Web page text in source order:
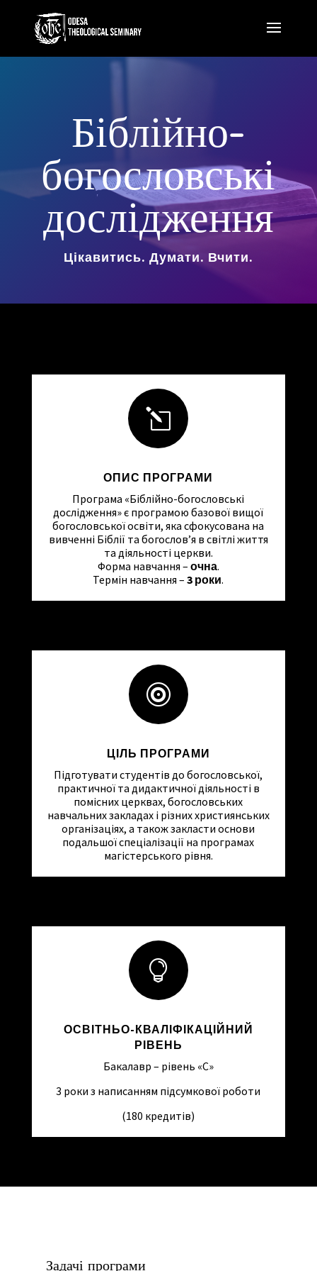
Біблійно-
богословські
дослідження
Цікавитись. Думати. Вчити.
l
ОПИС ПРОГРАМИ
Програма «Біблійно-богословські
дослідження» є програмою базової вищої
богословської освіти, яка сфокусована на
вивченні Біблії та богослов’я в світлі життя
та діяльності церкви.
Форма навчання – очна.
Термін навчання –3 роки.

ЦІЛЬ ПРОГРАМИ
Підготувати студентів до богословської,
практичної та дидактичної діяльності в
помісних церквах, богословських
навчальних закладах і різних християнських
організаціях, а також закласти основи
подальшої спеціалізації на програмах
магістерського рівня.

ОСВІТНЬО-КВАЛІФІКАЦІЙНИЙ
РІВЕНЬ
Бакалавр – рівень «C»
3 роки з написанням підсумкової роботи
(180 кредитів)
Задачі програми